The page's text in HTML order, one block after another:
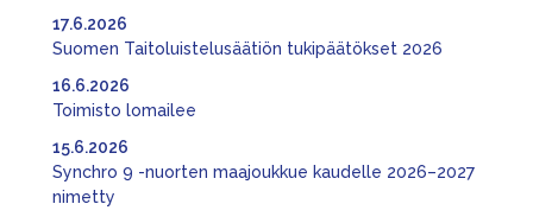
Suomen Taitoluistelusäätiön tukipäätökset 2026
17.6.2026
Toimisto lomailee
16.6.2026
Synchro 9 -nuorten maajoukkue kaudelle 2026–2027
nimetty
15.6.2026